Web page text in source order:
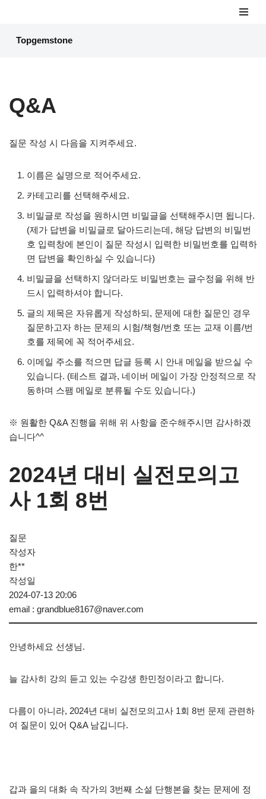
너
뛰
Topgemstone
Q&A
질문 작성 시 다음을 지켜주세요.
이름은 실명으로 적어주세요.
카테고리를 선택해주세요.
비밀글로 작성을 원하시면 비밀글을 선택해주시면 됩니다.
(제가 답변을 비밀글로 달아드리는데, 해당 답변의 비밀번
호 입력창에 본인이 질문 작성시 입력한 비밀번호를 입력하
면 답변을 확인하실 수 있습니다)
비밀글을 선택하지 않더라도 비밀번호는 글수정을 위해 반
드시 입력하셔야 합니다.
글의 제목은 자유롭게 작성하되, 문제에 대한 질문인 경우
질문하고자 하는 문제의 시험/책형/번호 또는 교재 이름/번
호를 제목에 꼭 적어주세요.
이메일 주소를 적으면 답글 등록 시 안내 메일을 받으실 수
있습니다. (테스트 결과, 네이버 메일이 가장 안정적으로 작
동하며 스팸 메일로 분류될 수도 있습니다.)
※ 원활한 Q&A 진행을 위해 위 사항을 준수해주시면 감사하겠
습니다^^
2024년 대비 실전모의고
사 1회 8번
질문
작성자
한**
작성일
2024-07-13 20:06
email : grandblue8167@naver.com
안녕하세요 선생님.
늘 감사히 강의 듣고 있는 수강생 한민정이라고 합니다.
다름이 아니라, 2024년 대비 실전모의고사 1회 8번 문제 관련하
여 질문이 있어 Q&A 남깁니다.
갑과 을의 대화 속 작가의 3번째 소설 단행본을 찾는 문제에 정